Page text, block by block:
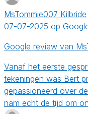
MsTommie007 Kilbride
07-07-2025 op
Google review van
Vanaf het eerste
tekeningen was Bert
gepassioneerd over
nam echt de tijd om